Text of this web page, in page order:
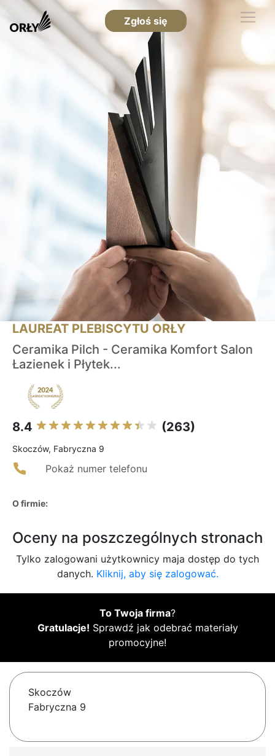
Zgłoś się
LAUREAT PLEBISCYTU ORŁY
Ceramika Pilch - Ceramika Komfort Salon
Łazienek i Płytek...
8.4 (263)
Skoczów, Fabryczna 9
Pokaż numer telefonu
O firmie:
Oceny na poszczególnych stronach
Tylko zalogowani użytkownicy maja dostęp do tych
danych. Kliknij, aby się zalogować.
To Twoja firma?
Gratulacje! Sprawdź jak odebrać materiały
promocyjne!
Skoczów
Fabryczna 9